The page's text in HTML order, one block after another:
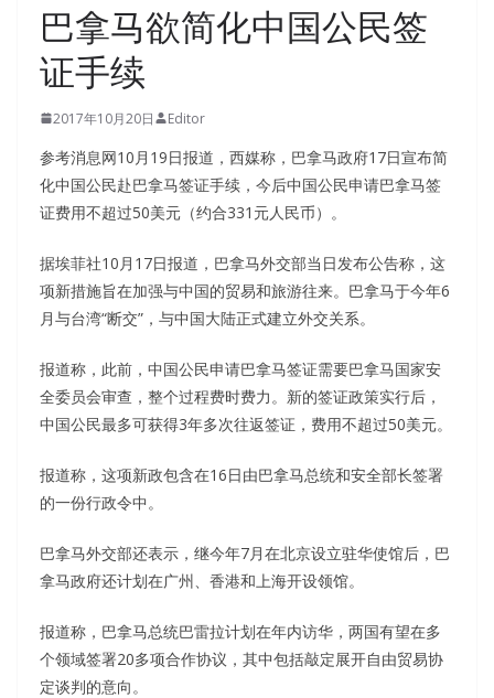
巴拿马欲简化中国公民签
证手续
2017年10月20日 Editor
参考消息网10月19日报道，西媒称，巴拿马政府17日宣布简
化中国公民赴巴拿马签证手续，今后中国公民申请巴拿马签
证费用不超过50美元（约合331元人民币）。
据埃菲社10月17日报道，巴拿马外交部当日发布公告称，这
项新措施旨在加强与中国的贸易和旅游往来。巴拿马于今年6
月与台湾“断交”，与中国大陆正式建立外交关系。
报道称，此前，中国公民申请巴拿马签证需要巴拿马国家安
全委员会审查，整个过程费时费力。新的签证政策实行后，
中国公民最多可获得3年多次往返签证，费用不超过50美元。
报道称，这项新政包含在16日由巴拿马总统和安全部长签署
的一份行政令中。
巴拿马外交部还表示，继今年7月在北京设立驻华使馆后，巴
拿马政府还计划在广州、香港和上海开设领馆。
报道称，巴拿马总统巴雷拉计划在年内访华，两国有望在多
个领域签署20多项合作协议，其中包括敲定展开自由贸易协
定谈判的意向。